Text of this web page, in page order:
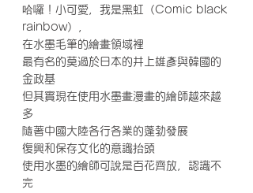
哈囉！小可愛，我是黑虹（Comic black
rainbow），
在水墨毛筆的繪畫領域裡
最有名的莫過於日本的井上雄彥與韓國的
金政基
但其實現在使用水墨畫漫畫的繪師越來越
多
隨著中國大陸各行各業的蓬勃發展
復興和保存文化的意識抬頭
使用水墨的繪師可說是百花齊放，認識不
完